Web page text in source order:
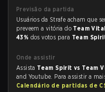
Previsão da partida
Usuários da Strafe acham que
preveem a vitória do Team
43% dos votos para Team
Onde assistir
Assista Team Spirit vs Team
and Youtube. Para assistir a
Calendário de partidas de